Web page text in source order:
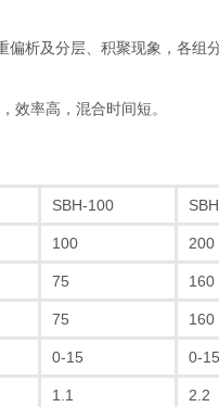
及分层、积聚现象，各组
率高，混合时间短。
SBH-100
100 200
75 160
75 160
0-15 0-15
1.1 2.2